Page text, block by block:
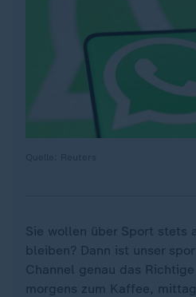
Sie wollen über Sport stets
bleiben? Dann ist unser
Channel genau das
morgens zum Kaffee,